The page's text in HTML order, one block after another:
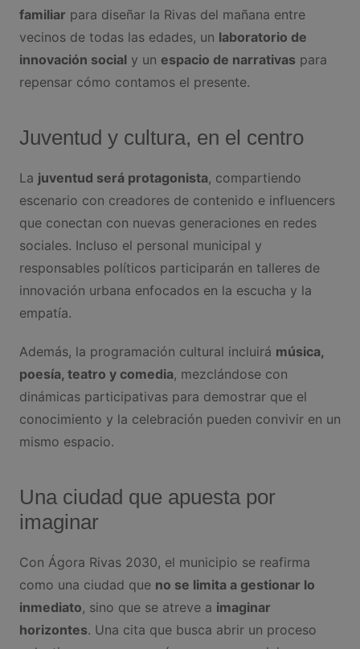
familiar para diseñar la Rivas del mañana entre
vecinos de todas las edades, un laboratorio de
innovación socialy un espacio de narrativaspara
repensar cómo contamos el presente.
Juventud y cultura, en el centro
La juventud será protagonista, compartiendo
escenario con creadores de contenido e influencers
que conectan con nuevas generaciones en redes
sociales. Incluso el personal municipal y
responsables políticos participarán en talleres de
innovación urbana enfocados en la escucha y la
empatía.
Además, la programación cultural incluirá música,
poesía, teatro y comedia, mezclándose con
dinámicas participativas para demostrar que el
conocimiento y la celebración pueden convivir en un
mismo espacio.
Una ciudad que apuesta por
imaginar
Con Ágora Rivas 2030, el municipio se reafirma
como una ciudad que no se limita a gestionar lo
inmediato, sino que se atreve a imaginar
horizontes. Una cita que busca abrir un proceso